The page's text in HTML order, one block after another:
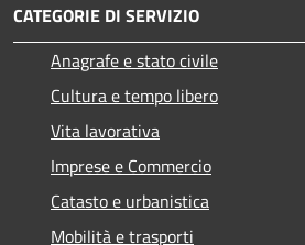
CATEGORIE DI SERVIZIO
Anagrafe e stato civile
Cultura e tempo libero
Vita lavorativa
Imprese e Commercio
Catasto e urbanistica
Mobilità e trasporti